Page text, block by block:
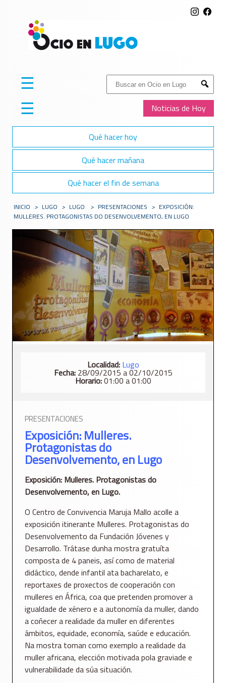
Buscar:
Submit
Noticias de Hoy
☰
☰
Qué hacer hoy
Qué hacer mañana
Qué hacer el fin de semana
INICIO > LUGO > LUGO > PRESENTACIONES > EXPOSICIÓN:
MULLERES. PROTAGONISTAS DO DESENVOLVEMENTO, EN LUGO
Localidad: Lugo
Fecha:28/09/2015 a 02/10/2015
Horario:01:00 a 01:00
PRESENTACIONES
Exposición: Mulleres.
Protagonistas do
Desenvolvemento, en Lugo
Exposición: Mulleres. Protagonistas do
Desenvolvemento, en Lugo.
O Centro de Convivencia Maruja Mallo acolle a
exposición itinerante Mulleres. Protagonistas do
Desenvolvemento da Fundación Jóvenes y
Desarrollo. Trátase dunha mostra gratuíta
composta de 4 paneis, así como de material
didáctico, dende infantil ata bacharelato, e
reportaxes de proxectos de cooperación con
mulleres en África, coa que pretenden promover a
igualdade de xénero e a autonomía da muller, dando
a coñecer a realidade da muller en diferentes
ámbitos, equidade, economía, saúde e educación.
Na mostra toman como exemplo a realidade da
muller africana, elección motivada pola graviade e
vulnerabilidade da súa situación.